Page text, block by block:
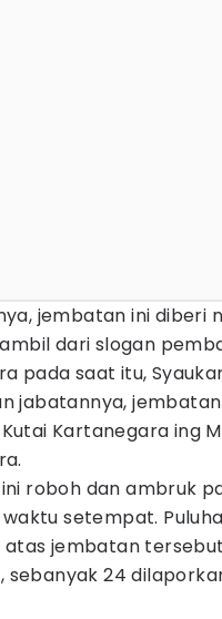
jembatan ini diberi
dari slogan
pada saat itu,
jabatannya,
Kartanegara ing
roboh dan ambruk
waktu setempat.
atas jembatan
sebanyak 24